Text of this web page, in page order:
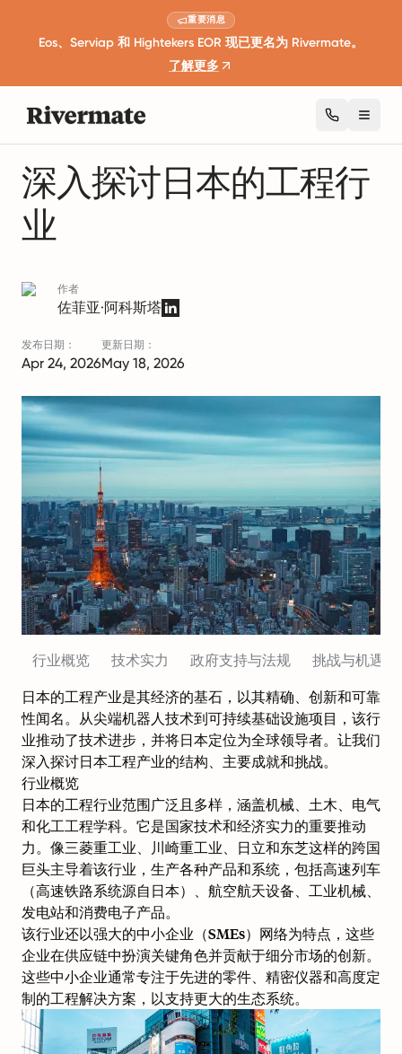
重要消息
Eos、Serviap 和 Hightekers EOR 现已更名为 Rivermate。
了解更多
深入探讨日本的工程行
业
作者
佐菲亚·阿科斯塔
发布日期：
Apr 24, 2026
更新日期：
May 18, 2026
行业概览 技术实力 政府支持与法规 挑战与机遇
日本的工程产业是其经济的基石，以其精确、创新和可靠
性闻名。从尖端机器人技术到可持续基础设施项目，该行
业推动了技术进步，并将日本定位为全球领导者。让我们
深入探讨日本工程产业的结构、主要成就和挑战。
行业概览
日本的工程行业范围广泛且多样，涵盖机械、土木、电气
和化工工程学科。它是国家技术和经济实力的重要推动
力。像三菱重工业、川崎重工业、日立和东芝这样的跨国
巨头主导着该行业，生产各种产品和系统，包括高速列车
（高速铁路系统源自日本）、 航空航天设备、工业机械、
发电站和消费电子产品。
该行业还以强大的中小企业（SMEs）网络为特点，这些
企业在供应链中扮演关键角色并贡献于细分市场的创新。
这些中小企业通常专注于先进的零件、精密仪器和高度定
制的工程解决方案，以支持更大的生态系统。